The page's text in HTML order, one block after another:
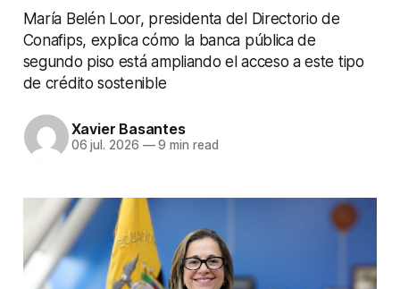
María Belén Loor, presidenta del Directorio de
Conafips, explica cómo la banca pública de
segundo piso está ampliando el acceso a este tipo
de crédito sostenible
Xavier Basantes
06 jul. 2026 —9 min read